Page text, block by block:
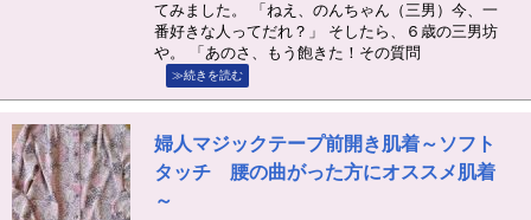
てみました。 「ねえ、のんちゃん（三男）今、一
番好きな人ってだれ？」 そしたら、６歳の三男坊
や。 「あのさ、もう飽きた！その質問
≫続きを読む
婦人マジックテープ前開き肌着～ソフト
タッチ 腰の曲がった方にオススメ肌着
～